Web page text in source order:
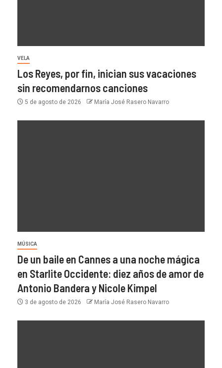
VELA
Los Reyes, por fin, inician sus vacaciones
sin recomendarnos canciones
5 de agosto de 2026 María José Rasero Navarro
MÚSICA
De un baile en Cannes a una noche mágica
en Starlite Occidente: diez años de amor de
Antonio Bandera y Nicole Kimpel
3 de agosto de 2026 María José Rasero Navarro